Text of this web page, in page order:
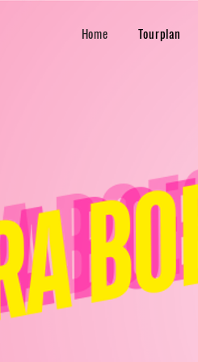
Home Tourplan